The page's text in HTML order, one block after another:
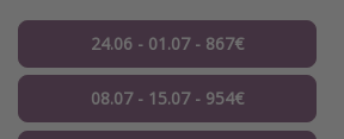
24.06 - 01.07 - 867€
08.07 - 15.07 - 954€